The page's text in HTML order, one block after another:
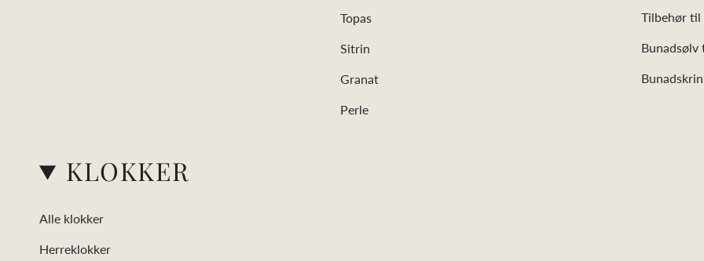
Topas
Sitrin
Granat
Perle
Tilbehør til
Bunadsølv
KLOKKER
Alle klokker
Herreklokker